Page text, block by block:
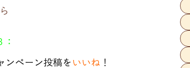
ンペーン投稿を いいね ！